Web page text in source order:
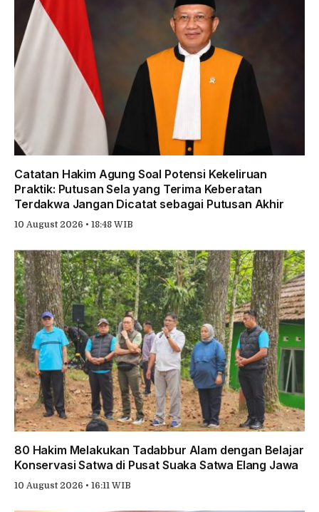
Catatan Hakim Agung Soal Potensi Kekeliruan
Praktik: Putusan Sela yang Terima Keberatan
Terdakwa Jangan Dicatat sebagai Putusan Akhir
10 August 2026 • 18:48 WIB
80 Hakim Melakukan Tadabbur Alam dengan Belajar
Konservasi Satwa di Pusat Suaka Satwa Elang Jawa
10 August 2026 • 16:11 WIB